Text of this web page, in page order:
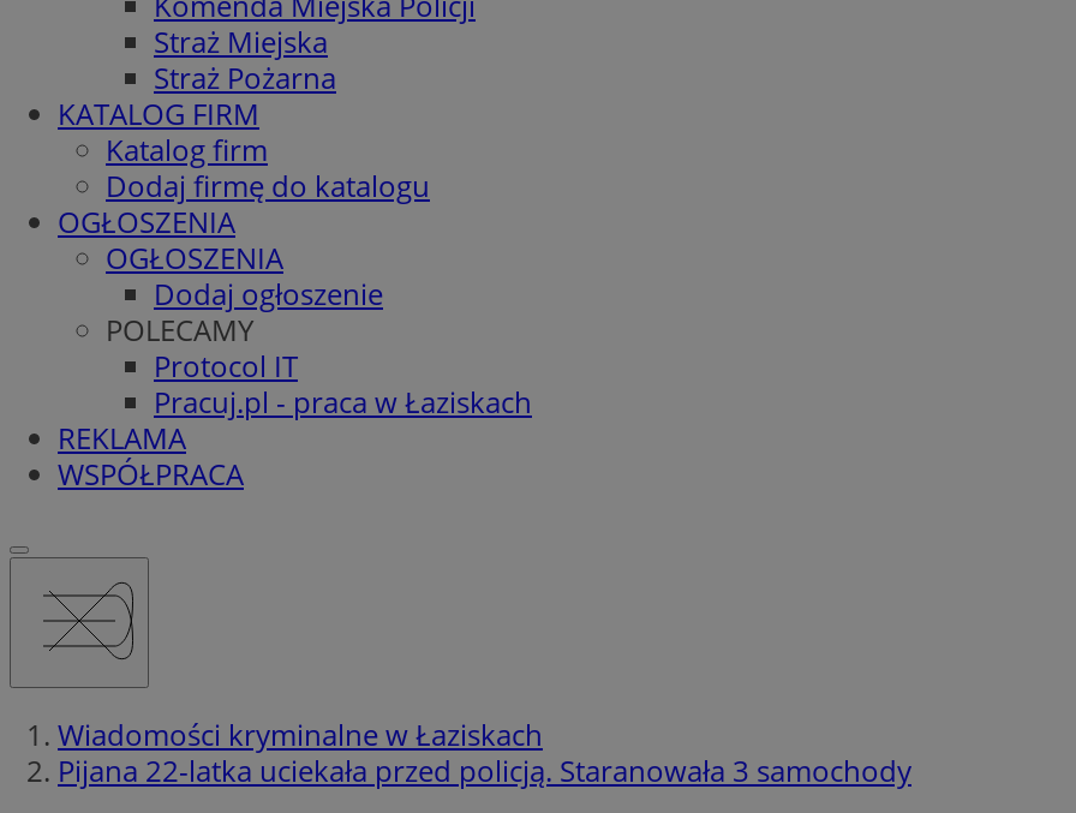
Straż Miejska
Straż Pożarna
KATALOG FIRM
Katalog firm
Dodaj firmę do katalogu
OGŁOSZENIA
OGŁOSZENIA
Dodaj ogłoszenie
POLECAMY
Protocol IT
Pracuj.pl - praca w Łaziskach
REKLAMA
WSPÓŁPRACA
Wiadomości kryminalne w Łaziskach
Pijana 22-latka uciekała przed policją. Staranowała 3 samochody